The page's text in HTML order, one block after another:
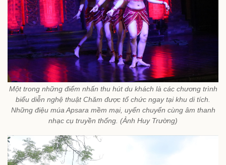
Một trong những điểm nhấn thu hút du khách là các chương trình
biểu diễn nghệ thuật Chăm được tổ chức ngay tại khu di tích.
Những điệu múa Apsara mềm mại, uyển chuyển cùng âm thanh
nhạc cụ truyền thống. (Ảnh Huy Trường)